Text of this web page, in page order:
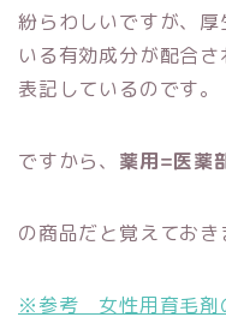
紛らわしいですが、
いる有効成分が配合
表記しているのです。
ですから、 薬用=医薬
の商品だと覚えておき
※参考 女性用育毛剤